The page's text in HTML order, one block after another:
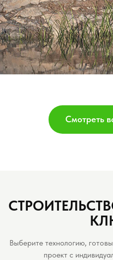
Выберите технологию,
проект с
Московская область, Наро-
Дом "Африка"
Московская область, Наро-Фоминск,